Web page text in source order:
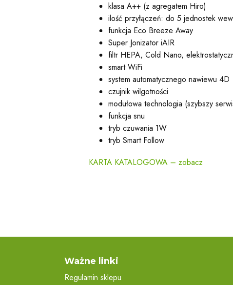
klasa A++ (z agregatem Hiro)
ilość przyłączeń: do 5 jednostek
funkcja Eco Breeze Away
Super Jonizator iAIR
filtr HEPA, Cold Nano,
smart WiFi
system automatycznego nawiewu 4D
czujnik wilgotności
modułowa technologia (szybszy
funkcja snu
tryb czuwania 1W
tryb Smart Follow
KARTA KATALOGOWA – zobacz
Ważne linki
Regulamin sklepu